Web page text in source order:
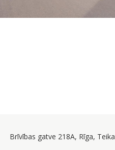
Brīvības gatve 218A, Rīga, Teika